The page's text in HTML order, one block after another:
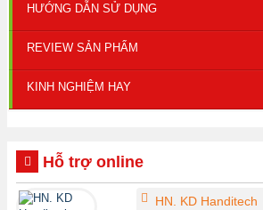
HƯỚNG DẪN SỬ DỤNG
REVIEW SẢN PHẨM
KINH NGHIỆM HAY
Hỗ trợ online
HN. KD Handitech